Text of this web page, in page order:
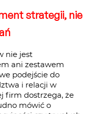
strategii, nie
nie jest
ani zestawem
podejście do
i relacji w
firm dostrzega, że
mówić o